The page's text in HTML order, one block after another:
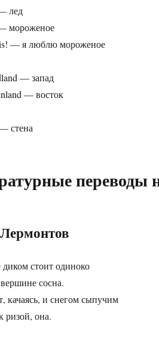
лед
мороженое
— я люблю мороженое
— запад
— восток
стена
переводы
диком стоит одиноко
сосна.
качаясь, и снегом сыпучим
ризой, она.